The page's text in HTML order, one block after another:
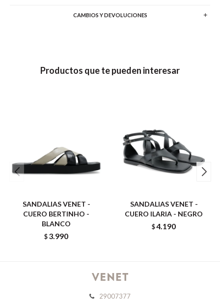
CAMBIOS Y DEVOLUCIONES
Productos que te pueden interesar
SANDALIAS VENET -
CUERO BERTINHO -
BLANCO
$3.990
SANDALIAS VENET -
CUERO ILARIA - NEGRO
$4.190
29007377